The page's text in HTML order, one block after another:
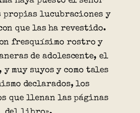
propias lucubraciones y
que las ha revestido.
fresquísimo rostro y
de adolescente, el
muy suyos y como tales
declarados, los
que llenan las páginas